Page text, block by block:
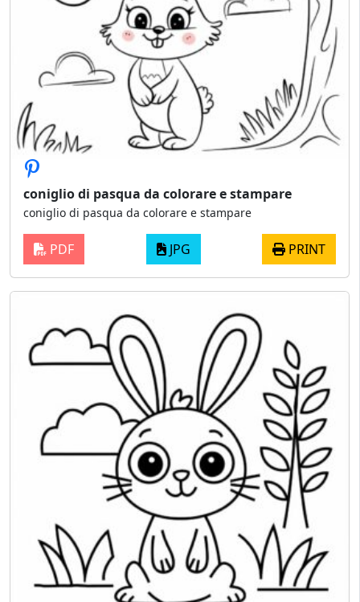
coniglio di pasqua da colorare e stampare
coniglio di pasqua da colorare e stampare
PDF JPG PRINT